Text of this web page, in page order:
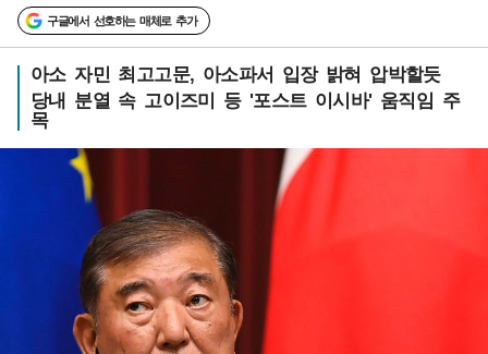
구글에서 선호하는 매체로 추가
아소 자민 최고고문, 아소파서 입장 밝혀 압박할듯
당내 분열 속 고이즈미 등 '포스트 이시바' 움직임 주
목